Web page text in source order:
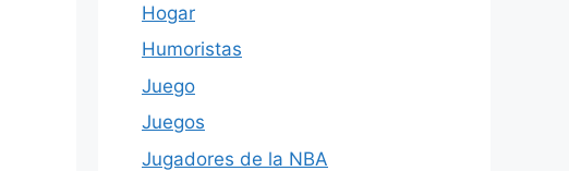
Hogar
Humoristas
Juego
Juegos
Jugadores de la NBA